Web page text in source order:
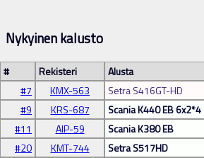
Nykyinen kalusto
# Rekisteri Alusta
#7
KMX-563 Setra S416GT-HD
#9
KRS-687 Scania K440 EB 6x2*4
#11
AIP-59 Scania K380 EB
#20
KMT-744 Setra S517HD